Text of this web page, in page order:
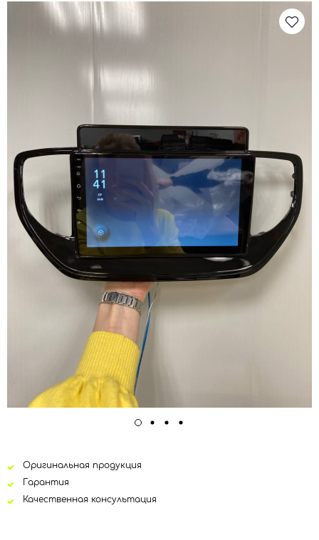
Оригинальная продукция
Гарантия
Качественная консультация